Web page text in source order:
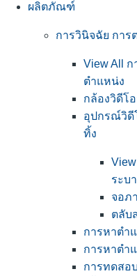
ผลิตภัณฑ์
การวินิจฉัย การ
View All
ตำแหน่ง
กล้องวิดีโ
อุปกรณ์วิดี
ทิ้ง
ระบ
จอภ
ตลับ
การหาตำ
การหาตำ
การทดสอ